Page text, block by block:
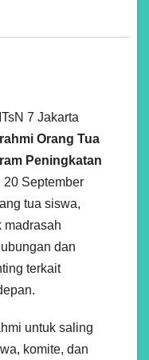
7 Jakarta
Orang Tua
Peningkatan
20 September
tua siswa,
madrasah
dan
terkait
untuk saling
komite, dan